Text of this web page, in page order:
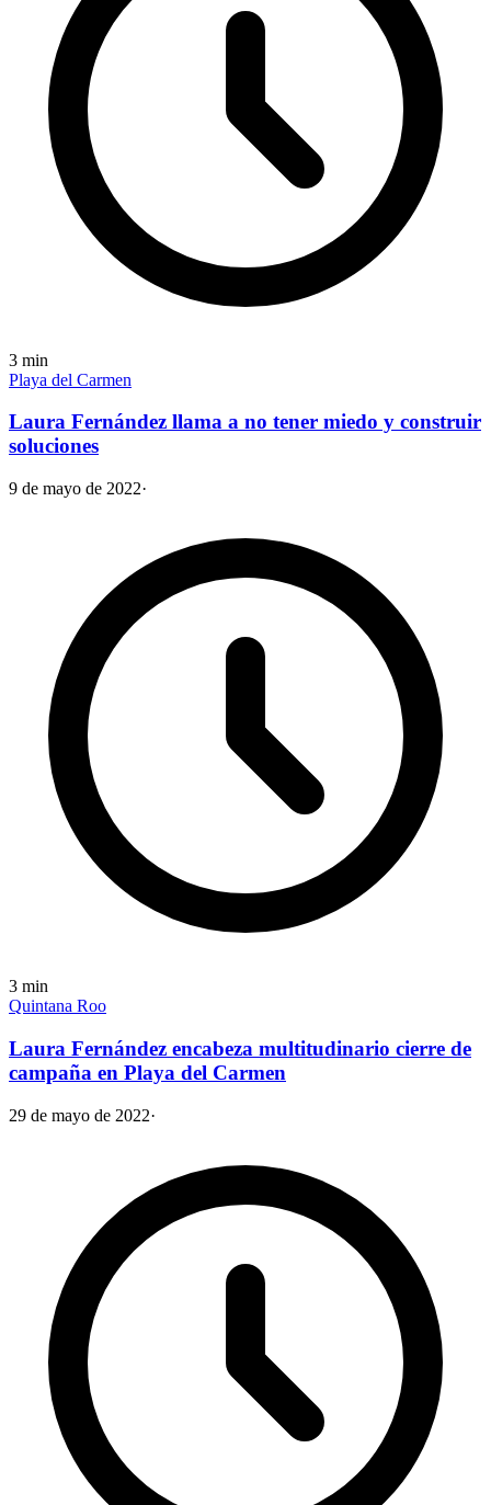
3 min
Playa del Carmen
Laura Fernández llama a no tener miedo y construir
soluciones
9 de mayo de 2022·
3 min
Quintana Roo
Laura Fernández encabeza multitudinario cierre de
campaña en Playa del Carmen
29 de mayo de 2022·